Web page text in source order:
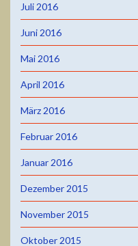
Juli 2016
Juni 2016
Mai 2016
April 2016
März 2016
Februar 2016
Januar 2016
Dezember 2015
November 2015
Oktober 2015